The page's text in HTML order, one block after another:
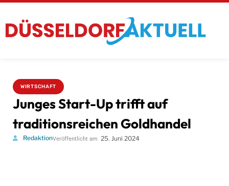
WIRTSCHAFT
Junges Start-Up trifft auf
traditionsreichen Goldhandel
RedaktionVeröffentlicht am 25. Juni 2024